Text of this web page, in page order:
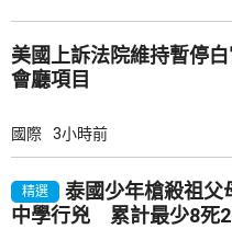
美國上訴法院維持暫停
會廳項目
國際 3小時前
精選
泰國少年槍殺祖父
中學行兇 累計最少8死